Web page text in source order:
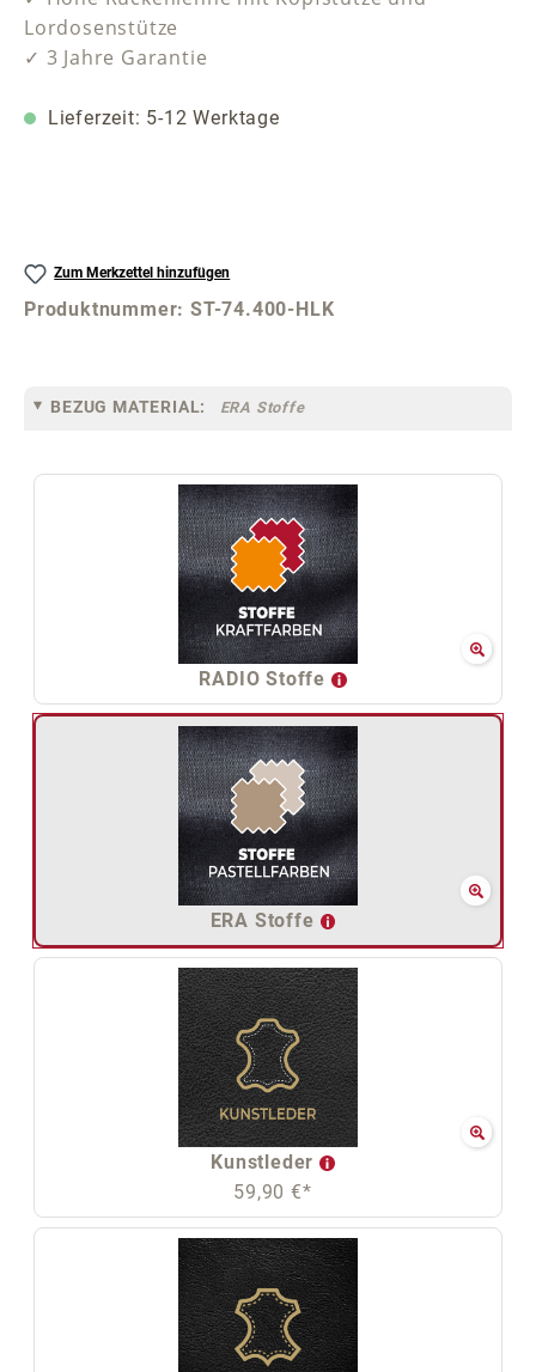
Lordosenstütze
✓ 3 Jahre Garantie
Lieferzeit: 5-12 Werktage
Zum Merkzettel hinzufügen
Produktnummer:ST-74.400-HLK
BEZUG MATERIAL: ERA Stoffe
RADIO Stoffe
ERA Stoffe
Kunstleder
59,90 €*